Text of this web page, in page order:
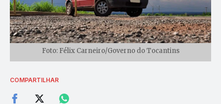
Foto: Félix Carneiro/Governo do Tocantins
COMPARTILHAR